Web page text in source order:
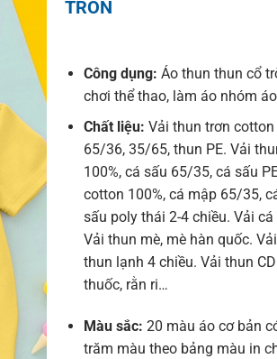
TRÒN
Công dụng: Áo thun thun cổ
chơi thể thao, làm áo nhóm
Chất liệu: Vải thun trơn cotton
65/36, 35/65, thun PE. Vải
100%, cá sấu 65/35, cá sấu
cotton 100%, cá mập 65/35,
sấu poly thái 2-4 chiều. Vải
Vải thun mè, mè hàn quốc.
thun lạnh 4 chiều. Vải thun
thuốc, rằn ri…
Màu sắc: 20 màu áo cơ bản
trăm màu theo bảng màu in